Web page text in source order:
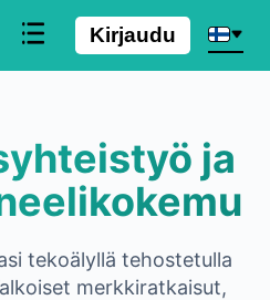
Kirjaudu
ja
tekoälyllä tehostetulla
merkkiratkaisut,